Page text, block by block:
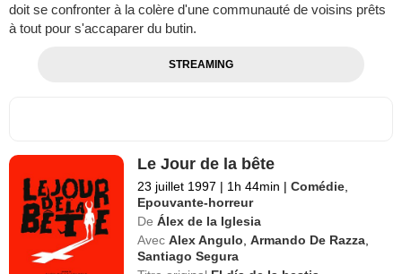
doit se confronter à la colère d'une communauté de voisins prêts
à tout pour s'accaparer du butin.
STREAMING
Le Jour de la bête
23 juillet 1997 | 1h 44min | Comédie
Epouvante-horreur
De Álex de la Iglesia
Avec Alex Angulo ,Armando De Razza
Santiago Segura